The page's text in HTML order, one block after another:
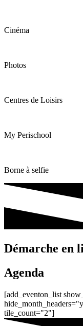
Cinéma
Photos
Centres de Loisirs
My Perischool
Borne à selfie
Démarche en
Agenda
[add_eventon_list
tile_count="2"]